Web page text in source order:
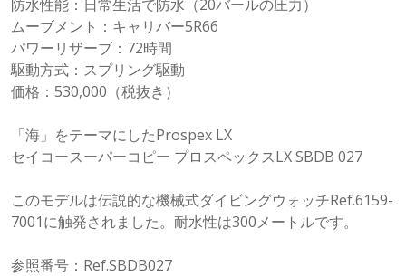
防水性能：日常生活で防水（20バールの圧力）
ムーブメント：キャリバー5R66
パワーリザーブ：72時間
駆動方式：スプリング駆動
価格：530,000（税抜き）
「海」をテーマにしたProspex LX
セイコースーパーコピー プロスペックスLX SBDB 027
このモデルは伝説的な機械式ダイビングウォッチRef.6159-
7001に触発されました。耐水性は300メートルです。
参照番号：Ref.SBDB027